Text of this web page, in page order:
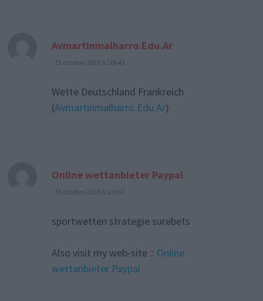
Avmartinmalharro.Edu.Ardit :
15 octobre 2025 à 20h41
Wette Deutschland Frankreich
(Avmartinmalharro.Edu.Ar)
Online wettanbieter Paypal
15 octobre 2025 à 23h57
sportwetten strategie surebets
Also visit my web-site :: Online
wettanbieter Paypal